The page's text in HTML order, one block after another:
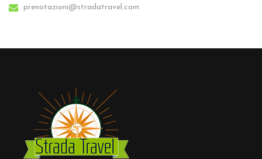
prenotazioni@stradatravel.com